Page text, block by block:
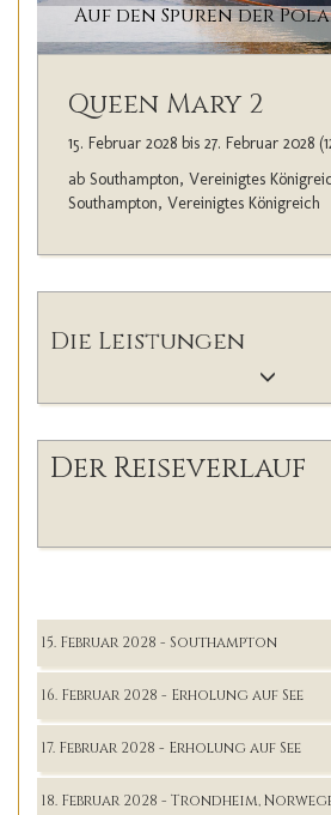
Auf den Spuren der
Queen Mary 2
15. Februar 2028 bis 27. Februar 2028
ab Southampton, Vereinigtes
Southampton, Vereinigtes Königreich
Die Leistungen
Der Reiseverlauf
15. Februar 2028 - Southampton
16. Februar 2028 - Erholung auf See
17. Februar 2028 - Erholung auf See
18. Februar 2028 - Trondheim,